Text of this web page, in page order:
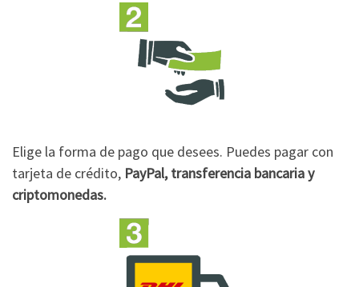
Elige la forma de pago que desees. Puedes pagar con
tarjeta de crédito, PayPal, transferencia bancaria y
criptomonedas.